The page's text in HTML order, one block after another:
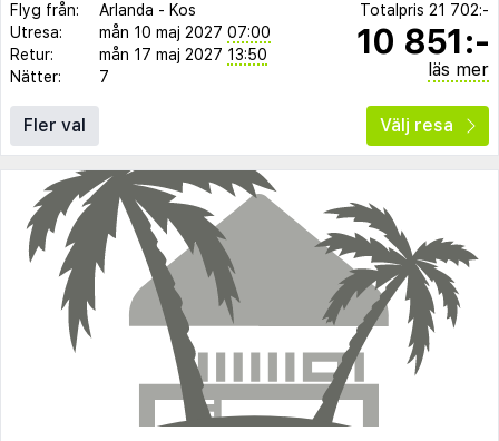
Flyg från: Arlanda - Kos
Utresa:
mån 10 maj 2027 07:00
Retur:
mån 17 maj 2027 13:50
Nätter:
7
Totalpris 21 702:-
10 851:-
läs mer
Fler val Välj resa